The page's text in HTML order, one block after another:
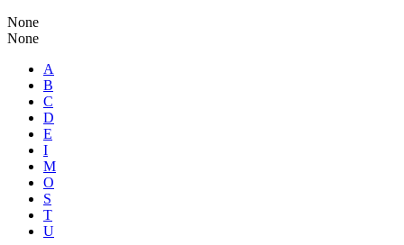
None
None
A
B
C
D
E
I
M
O
S
T
U